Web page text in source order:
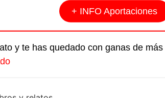
+ INFO Aportaciones
y te has quedado con ganas de más